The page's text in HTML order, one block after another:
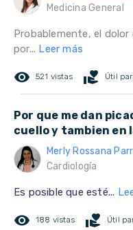
Medicina General
Probablemente, el
por... Leer más
remove_red_eye 521 vistas volunteer_activism Útil
Por que me dan
cuello y tambien en
Merly Rossana
Cardiología
Es posible que esté...
remove_red_eye 188 vistas volunteer_activism Útil